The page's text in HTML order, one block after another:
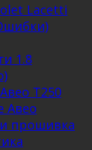
Lacetti
1.8
Т250
Авео
прошивка